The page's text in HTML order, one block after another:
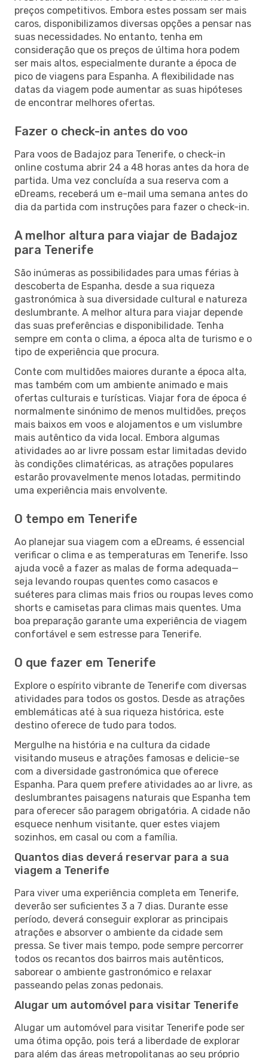
preços competitivos. Embora estes possam ser mais
caros, disponibilizamos diversas opções a pensar nas
suas necessidades. No entanto, tenha em
consideração que os preços de última hora podem
ser mais altos, especialmente durante a época de
pico de viagens para Espanha. A flexibilidade nas
datas da viagem pode aumentar as suas hipóteses
de encontrar melhores ofertas.
Fazer o check-in antes do voo
Para voos de Badajoz para Tenerife, o check-in
online costuma abrir 24 a 48 horas antes da hora de
partida. Uma vez concluída a sua reserva com a
eDreams, receberá um e-mail uma semana antes do
dia da partida com instruções para fazer o check-in.
A melhor altura para viajar de Badajoz
para Tenerife
São inúmeras as possibilidades para umas férias à
descoberta de Espanha, desde a sua riqueza
gastronómica à sua diversidade cultural e natureza
deslumbrante. A melhor altura para viajar depende
das suas preferências e disponibilidade. Tenha
sempre em conta o clima, a época alta de turismo e o
tipo de experiência que procura.
Conte com multidões maiores durante a época alta,
mas também com um ambiente animado e mais
ofertas culturais e turísticas. Viajar fora de época é
normalmente sinónimo de menos multidões, preços
mais baixos em voos e alojamentos e um vislumbre
mais autêntico da vida local. Embora algumas
atividades ao ar livre possam estar limitadas devido
às condições climatéricas, as atrações populares
estarão provavelmente menos lotadas, permitindo
uma experiência mais envolvente.
O tempo em Tenerife
Ao planejar sua viagem com a eDreams, é essencial
verificar o clima e as temperaturas em Tenerife. Isso
ajuda você a fazer as malas de forma adequada—
seja levando roupas quentes como casacos e
suéteres para climas mais frios ou roupas leves como
shorts e camisetas para climas mais quentes. Uma
boa preparação garante uma experiência de viagem
confortável e sem estresse para Tenerife.
O que fazer em Tenerife
Explore o espírito vibrante de Tenerife com diversas
atividades para todos os gostos. Desde as atrações
emblemáticas até à sua riqueza histórica, este
destino oferece de tudo para todos.
Mergulhe na história e na cultura da cidade
visitando museus e atrações famosas e delicie-se
com a diversidade gastronómica que oferece
Espanha. Para quem prefere atividades ao ar livre, as
deslumbrantes paisagens naturais que Espanha tem
para oferecer são paragem obrigatória. A cidade não
esquece nenhum visitante, quer estes viajem
sozinhos, em casal ou com a família.
Quantos dias deverá reservar para a sua
viagem a Tenerife
Para viver uma experiência completa em Tenerife,
deverão ser suficientes 3 a 7 dias. Durante esse
período, deverá conseguir explorar as principais
atrações e absorver o ambiente da cidade sem
pressa. Se tiver mais tempo, pode sempre percorrer
todos os recantos dos bairros mais autênticos,
saborear o ambiente gastronómico e relaxar
passeando pelas zonas pedonais.
Alugar um automóvel para visitar Tenerife
Alugar um automóvel para visitar Tenerife pode ser
uma ótima opção, pois terá a liberdade de explorar
para além das áreas metropolitanas ao seu próprio